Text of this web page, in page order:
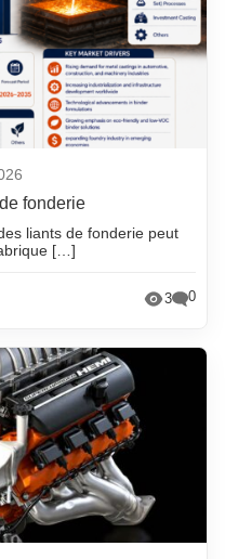
fonderie
liants de fonderie peut
[…]
3 0